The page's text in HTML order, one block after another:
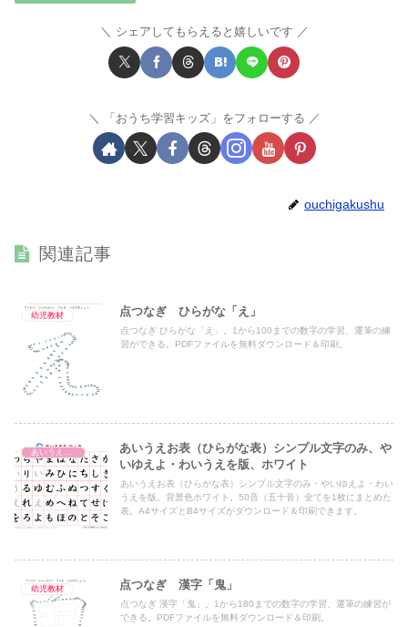
シェアしてもらえると嬉しいです
「おうち学習キッズ」をフォローする
ouchigakushu
関連記事
幼児教材 点つなぎ ひらがな「え」
点つなぎ ひらがな「え」。1から100までの数字の学習、運筆の練
習ができる。PDFファイルを無料ダウンロード＆印刷。
あいうえお表（ひらがな表）
あいうえお表（ひらがな表）シンプル文字のみ、や
いゆえよ・わいうえを版、ホワイト
あいうえお表（ひらがな表）シンプル文字のみ・やいゆえよ・わい
うえを版。背景色ホワイト。50音（五十音）全てを1枚にまとめた
表。A4サイズとB4サイズがダウンロード＆印刷できます。
幼児教材 点つなぎ 漢字「鬼」
点つなぎ 漢字「鬼」。1から180までの数字の学習、運筆の練習が
できる。PDFファイルを無料ダウンロード＆印刷。